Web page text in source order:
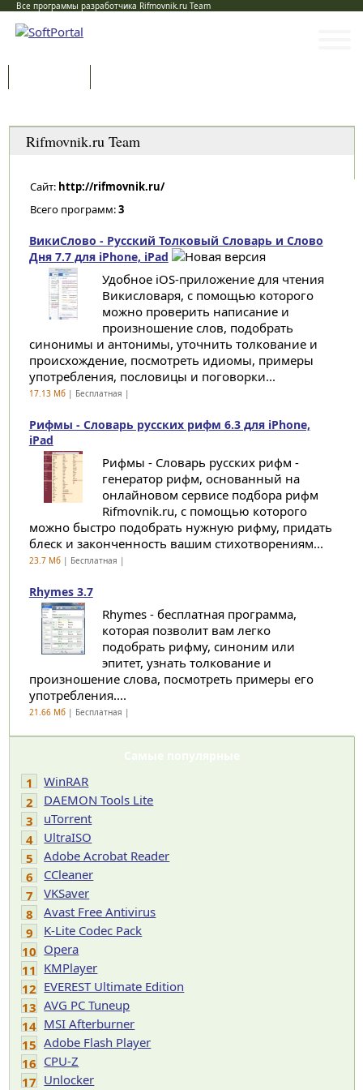
Все программы разработчика Rifmovnik.ru Team
Rifmovnik.ru Team
Сайт: http://rifmovnik.ru/
Всего программ:3
ВикиСлово - Русский Толковый Словарь и Слово
Дня 7.7 для iPhone, iPad
Удобное iOS-приложение для чтения
Викисловаря, с помощью которого
можно проверить написание и
произношение слов, подобрать
синонимы и антонимы, уточнить толкование и
происхождение, посмотреть идиомы, примеры
употребления, пословицы и поговорки...
17.13 Мб| Бесплатная |
Рифмы - Словарь русских рифм 6.3 для iPhone,
iPad
Рифмы - Словарь русских рифм -
генератор рифм, основанный на
онлайновом сервисе подбора рифм
Rifmovnik.ru, с помощью которого
можно быстро подобрать нужную рифму, придать
блеск и законченность вашим стихотворениям...
23.7 Мб| Бесплатная |
Rhymes 3.7
Rhymes - бесплатная программа,
которая позволит вам легко
подобрать рифму, синоним или
эпитет, узнать толкование и
произношение слова, посмотреть примеры его
употребления....
21.66 Мб| Бесплатная |
Самые популярные
1
WinRAR
2
DAEMON Tools Lite
3
uTorrent
4
UltraISO
5
Adobe Acrobat Reader
6
CCleaner
7
VKSaver
8
Avast Free Antivirus
9
K-Lite Codec Pack
10 Opera
11 KMPlayer
12 EVEREST Ultimate Edition
13 AVG PC Tuneup
14 MSI Afterburner
15 Adobe Flash Player
16 CPU-Z
17 Unlocker